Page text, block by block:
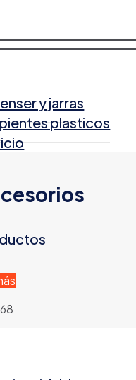
y jarras
plasticos